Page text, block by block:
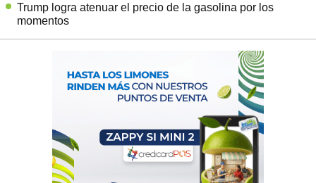
Trump logra atenuar el precio de la gasolina por los
momentos